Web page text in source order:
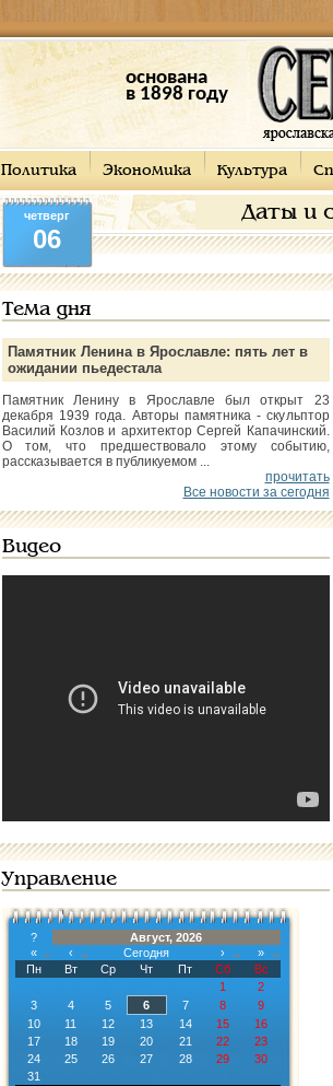
основана
в 1898 году
Политика Экономика Культура
Даты и
четверг
06
Тема дня
Памятник Ленина в Ярославле: пять лет в
ожидании пьедестала
Памятник Ленину в Ярославле был открыт 23
декабря 1939 года. Авторы памятника - скульптор
Василий Козлов и архитектор Сергей Капачинский.
О том, что предшествовало этому событию,
рассказывается в публикуемом ...
прочитать
Все новости за сегодня
Видео
Управление
?
Август, 2026
«
‹ Сегодня ›
»
Пн
Вт Ср Чт Пт Сб
Вс
1
2
3
4 5 6 7 8
9
10
11 12 13 14 15
16
17
18 19 20 21 22
23
24
25 26 27 28 29
30
31